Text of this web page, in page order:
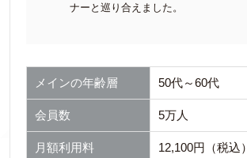
ナーと巡り合えました。
メインの年齢層 50代～60代
会員数 5万人
月額利用料 12,100円（税込）